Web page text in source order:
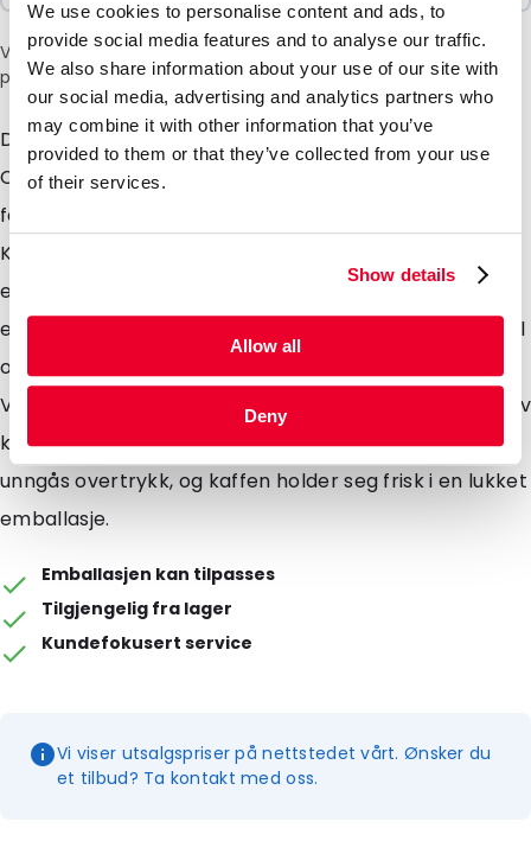
We use cookies to personalise content and ads, to
provide social media features and to analyse our traffic.
We also share information about your use of our site with
our social media, advertising and analytics partners who
may combine it with other information that you’ve
provided to them or that they’ve collected from your use
of their services.
Show details
Allow all
Deny
Vær oppmerksom på: et tillegg på 6 % vil bli lagt til i kassen
på grunn av den nåværende situasjonen i Midtøsten.
Den velkjente Lamizip i en ny versjon: vår Lamizip
Colour. Denne ståbunnposen er laget i forskjellige
farger som gull, hvit, svart og matt sølv.
Kombinasjonen av disse unike matte fargene og
egenskapene til Lamizip gir deg en stilig og moderne
emballasje. Kombiner din Lamizip Colour med en ventil
og bruk denne unike ståbunnposen som kaffepose.
Ventilen sørger for at gasser, som CO?, som dannes av
kaffen, kan slippe ut av emballasjen. På denne måten
unngås overtrykk, og kaffen holder seg frisk i en lukket
emballasje.
Emballasjen kan tilpasses
Tilgjengelig fra lager
Kundefokusert service
Vi viser utsalgspriser på nettstedet vårt. Ønsker du
et tilbud? Ta kontakt med oss.